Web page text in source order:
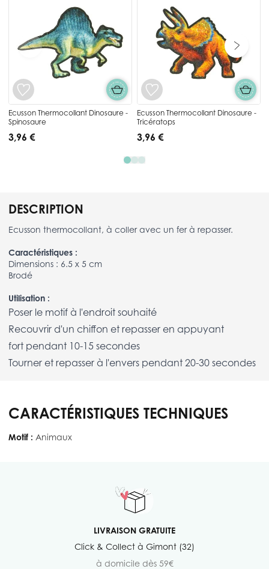
DESCRIPTION
Ecusson thermocollant, à coller avec un fer à repasser.
Caractéristiques :
Dimensions : 6.5 x 5 cm
Brodé
Utilisation :
Poser le motif à l'endroit souhaité
Recouvrir d'un chiffon et repasser en appuyant
fort pendant 10-15 secondes
Tourner et repasser à l'envers pendant 20-30 secondes
Ecusson Thermocollant Dinosaure -
Spinosaure
3,96 €
Ecusson Thermocollant Dinosaure -
Tricératops
3,96 €
CARACTÉRISTIQUES TECHNIQUES
Motif : Animaux
LIVRAISON GRATUITE
Click & Collect à Gimont (32)
à domicile dès 59€